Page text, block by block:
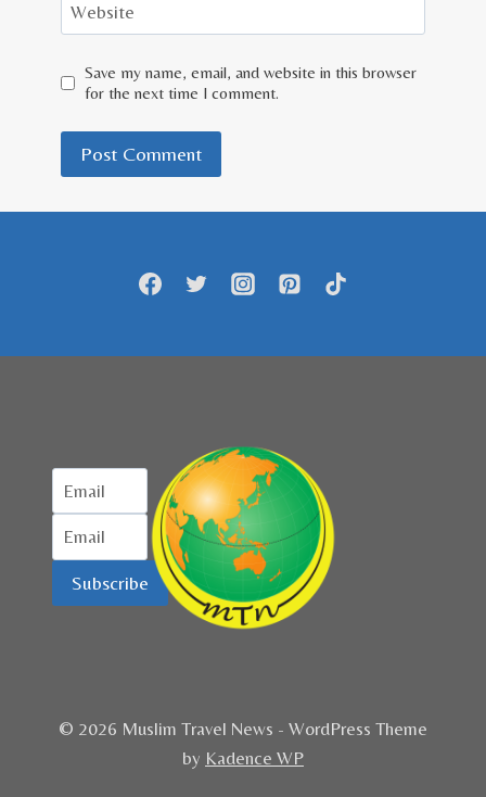
Website
Save my name, email, and website in this browser
for the next time I comment.
Subscribe
© 2026 Muslim Travel News - WordPress Theme
by Kadence WP